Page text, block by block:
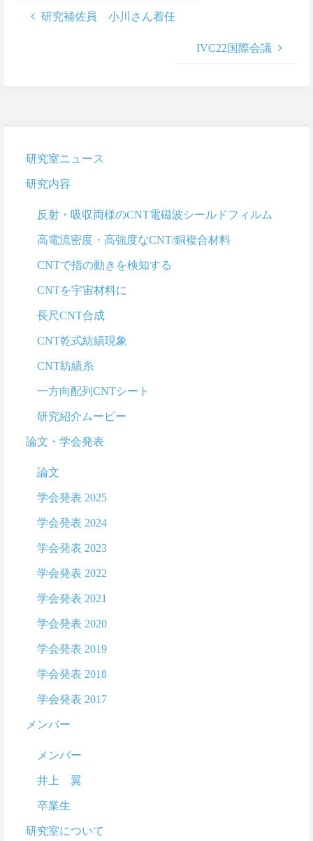
研究補佐員 小川さん着任
IVC22国際会議
研究室ニュース
研究内容
反射・吸収両様のCNT電磁波シールドフィルム
高電流密度・高強度なCNT/銅複合材料
CNTで指の動きを検知する
CNTを宇宙材料に
長尺CNT合成
CNT乾式紡績現象
CNT紡績糸
一方向配列CNTシート
研究紹介ムービー
論文・学会発表
論文
学会発表 2025
学会発表 2024
学会発表 2023
学会発表 2022
学会発表 2021
学会発表 2020
学会発表 2019
学会発表 2018
学会発表 2017
メンバー
メンバー
井上 翼
卒業生
研究室について